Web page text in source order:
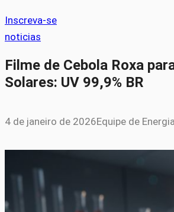
Inscreva-se
noticias
Filme de Cebola Roxa
Solares: UV 99,9% BR
4 de janeiro de 2026Equipe de Energia